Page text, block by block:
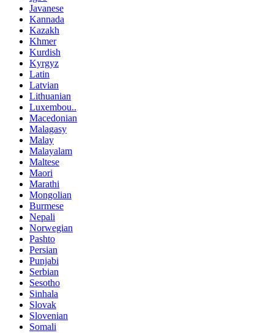
Javanese
Kannada
Kazakh
Khmer
Kurdish
Kyrgyz
Latin
Latvian
Lithuanian
Luxembou..
Macedonian
Malagasy
Malay
Malayalam
Maltese
Maori
Marathi
Mongolian
Burmese
Nepali
Norwegian
Pashto
Persian
Punjabi
Serbian
Sesotho
Sinhala
Slovak
Slovenian
Somali